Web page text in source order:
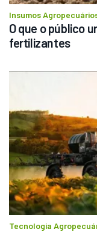
Insumos
O que o público
fertilizantes
Tecnologia